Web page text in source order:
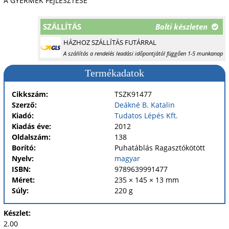
SZÁLLÍTÁS Bolti készleten
HÁZHOZ SZÁLLÍTÁS FUTÁRRAL
A szállítás a rendelés leadási időpontjától függően 1-5 munkanap
Termékadatok
Cikkszám:
TSZK91477
Szerző:
Deákné B. Katalin
Kiadó:
Tudatos Lépés Kft.
Kiadás éve:
2012
Oldalszám:
138
Borító:
Puhatáblás Ragasztókötött
Nyelv:
magyar
ISBN:
9789639991477
Méret:
235 × 145 × 13 mm
Súly:
220 g
Készlet:
2.00